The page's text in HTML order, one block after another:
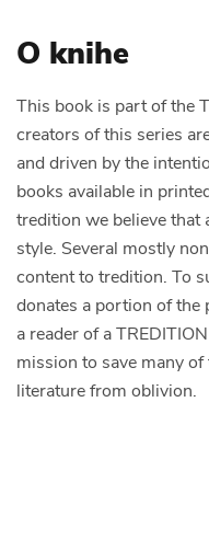
O knihe
This book is part of the
creators of this series
and driven by the
books available in
tredition we believe that
style. Several mostly
content to tredition. To
donates a portion of the
a reader of a
mission to save many
literature from oblivion.